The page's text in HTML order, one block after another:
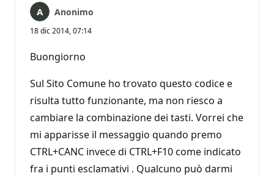
Anonimo
18 dic 2014, 07:14
Buongiorno
Sul Sito Comune ho trovato questo codice e
risulta tutto funzionante, ma non riesco a
cambiare la combinazione dei tasti. Vorrei che
mi apparisse il messaggio quando premo
CTRL+CANC invece di CTRL+F10 come indicato
fra i punti esclamativi . Qualcuno può darmi